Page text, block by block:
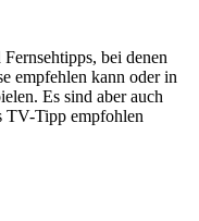
bei denen
empfehlen kann oder in
Es sind aber auch
TV-Tipp empfohlen